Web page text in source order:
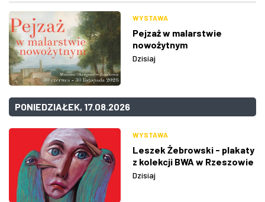
WYSTAWA
Pejzaż w malarstwie
nowożytnym
Dzisiaj
PONIEDZIAŁEK, 17.08.2026
WYSTAWA
Leszek Żebrowski - plakaty
z kolekcji BWA w Rzeszowie
Dzisiaj